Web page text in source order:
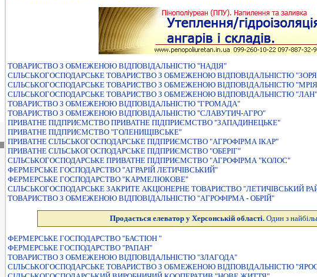
ТОВАРИСТВО З ОБМЕЖЕНОЮ ВIДПОВIДАЛЬНIСТЮ "НАДIЯ"
СІЛЬСЬКОГОСПОДАРСЬКЕ ТОВАРИСТВО З ОБМЕЖЕНОЮ ВІДПОВІДАЛЬНІСТЮ
СІЛЬСЬКОГОСПОДАРСЬКЕ ТОВАРИСТВО З ОБМЕЖЕНОЮ ВІДПОВІДАЛЬНІСТЮ
СІЛЬСЬКОГОСПОДАРСЬКЕ ТОВАРИСТВО З ОБМЕЖЕНОЮ ВІДПОВІДАЛЬНІСТЮ "ЛАН"
ТОВАРИСТВО З ОБМЕЖЕНОЮ ВIДПОВIДАЛЬНIСТЮ "ГРОМАДА"
ТОВАРИСТВО З ОБМЕЖЕНОЮ ВIДПОВIДАЛЬНIСТЮ "СЛАВУТИЧ-АГРО"
ПРИВАТНЕ ПIДПРИЄМСТВО ПРИВАТНЕ ПIДПРИЄМСТВО "ЗАПАДИНЕЦЬКЕ"
ПРИВАТНЕ ПІДПРИЄМСТВО "ГОЛЕНИЩІВСЬКЕ"
ПРИВАТНЕ СIЛЬСЬКОГОСПОДАРСЬКЕ ПIДПРИЄМСТВО "АГРОФIРМА IКАР"
ПРИВАТНЕ СIЛЬСЬКОГОСПОДАРСЬКЕ ПIДПРИЄМСТВО "ОБЕРIГ"
СIЛЬСЬКОГОСПОДАРСЬКЕ ПРИВАТНЕ ПIДПРИЄМСТВО "АГРОФIРМА "КОЛОС"
ФЕРМЕРСЬКЕ ГОСПОДАРСТВО "АГРАРІЙ ЛЕТИЧІВСЬКИЙ"
ФЕРМЕРСЬКЕ ГОСПОДАРСТВО "КАРМЕЛЮКОВЕ"
СІЛЬСЬКОГОСПОДАРСЬКЕ ЗАКРИТЕ АКЦІОНЕРНЕ ТОВАРИСТВО "ЛЕТИЧІВСЬКИЙ
ТОВАРИСТВО З ОБМЕЖЕНОЮ ВІДПОВІДАЛЬНІСТЮ "АГРОФІРМА - ОБРІЙ"
Продається елеватор у Херсонській області. Один з
ФЕРМЕРСЬКЕ ГОСПОДАРСТВО "БАСТIОН "
ФЕРМЕРСЬКЕ ГОСПОДАРСТВО "РАПАН"
ТОВАРИСТВО З ОБМЕЖЕНОЮ ВІДПОВІДАЛЬНІСТЮ "ЗЛАГОДА"
СІЛЬСЬКОГОСПОДАРСЬКЕ ТОВАРИСТВО З ОБМЕЖЕНОЮ ВІДПОВІДАЛЬНІСТЮ